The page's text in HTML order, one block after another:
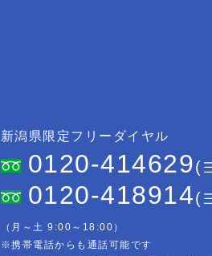
新潟県限定フリーダイヤル
0120-414629(
0120-418914(
（月～土 9:00～18:00）
※携帯電話からも通話可能です